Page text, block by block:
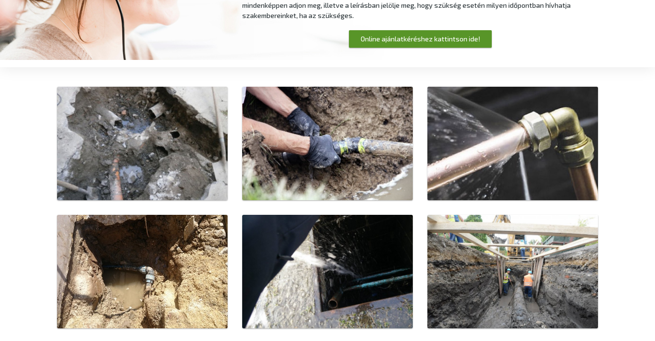
mindenképpen adjon meg, illetve a leírásban jelölje meg, hogy szükség esetén milyen időpontban hívhatja
szakembereinket, ha az szükséges.
Online ajánlatkéréshez kattintson ide!